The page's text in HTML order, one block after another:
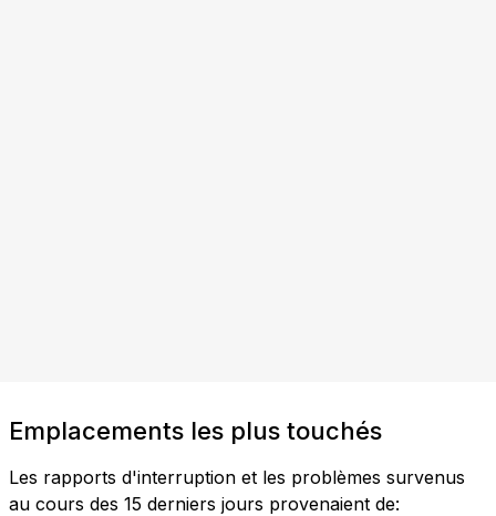
Emplacements les plus touchés
Les rapports d'interruption et les problèmes survenus
au cours des 15 derniers jours provenaient de: